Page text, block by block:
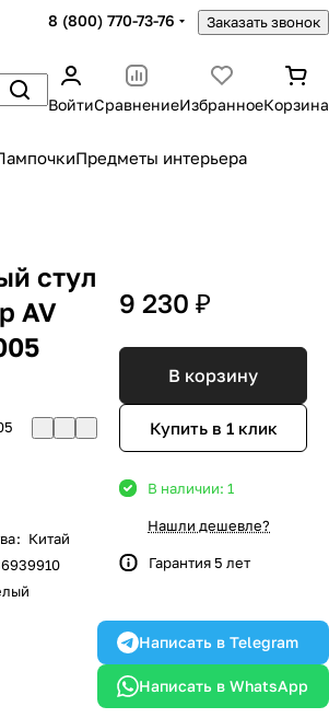
8 (800) 770-73-76 Заказать звонок
ВойтиСравнениеИзбранноеКорзина
Предметы интерьера
стул
AV
: Китай
9 230 ₽
В корзину
Купить в 1 клик
В наличии: 1
Нашли дешевле?
Гарантия 5 лет
Написать в Telegram
Написать в WhatsApp